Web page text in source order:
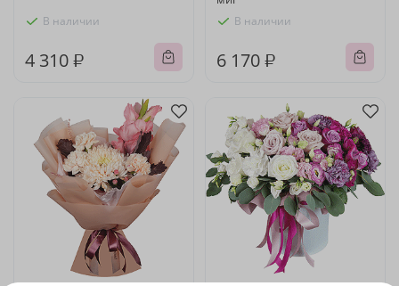
В наличии
4 310 ₽
В наличии
6 170 ₽